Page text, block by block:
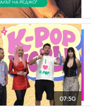
07:50